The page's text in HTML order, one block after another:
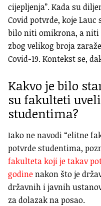
cijepljenja”. Kada su
Covid potvrde, koje
bilo niti omikrona, a
zbog velikog broja
Covid-19. Kontekst se,
Kakvo je bilo
su fakulteti
studentima?
Iako ne navodi “elitne
potvrde studentima,
fakulteta koji je takav
godinenakon što je
državnih i javnih
za dolazak na posao.